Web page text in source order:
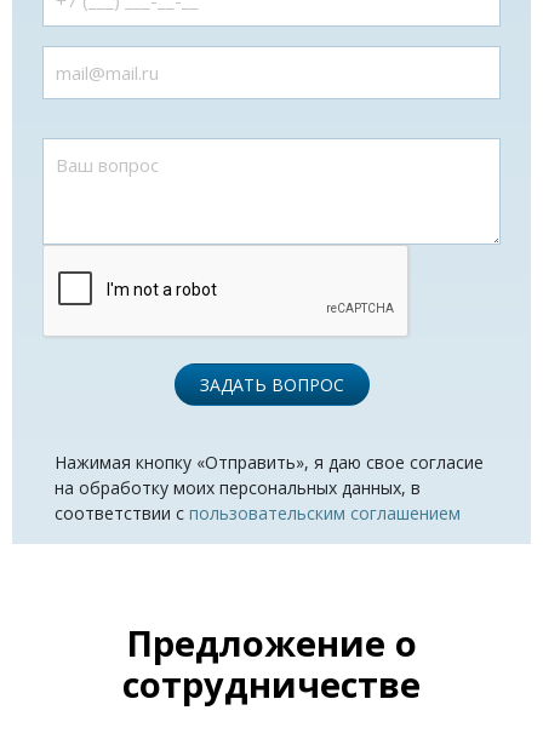
ЗАДАТЬ ВОПРОС
Нажимая кнопку «Отправить», я даю свое согласие
на обработку моих персональных данных, в
соответствии с пользовательским соглашением
Предложение о
сотрудничестве